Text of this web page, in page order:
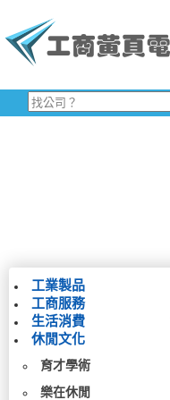
工業製品
工商服務
生活消費
休閒文化
育才學術
樂在休閒